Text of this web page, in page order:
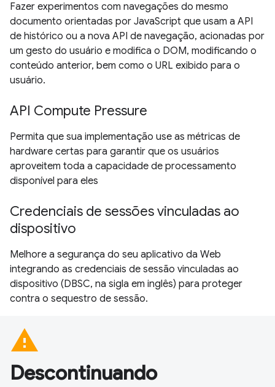
Fazer experimentos com navegações do mesmo
documento orientadas por JavaScript que usam a API
de histórico ou a nova API de navegação, acionadas por
um gesto do usuário e modifica o DOM, modificando o
conteúdo anterior, bem como o URL exibido para o
usuário.
API Compute Pressure
Permita que sua implementação use as métricas de
hardware certas para garantir que os usuários
aproveitem toda a capacidade de processamento
disponível para eles
Credenciais de sessões vinculadas ao
dispositivo
Melhore a segurança do seu aplicativo da Web
integrando as credenciais de sessão vinculadas ao
dispositivo (DBSC, na sigla em inglês) para proteger
contra o sequestro de sessão.
warning
Descontinuando